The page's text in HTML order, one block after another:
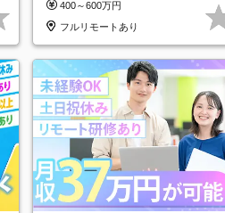
400～600万円
フルリモートあり